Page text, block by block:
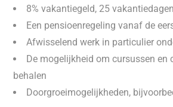
8% vakantiegeld, 25 vakantiedagen
Een pensioenregeling vanaf de
Afwisselend werk in particulier
De mogelijkheid om cursussen en
behalen
Doorgroeimogelijkheden,